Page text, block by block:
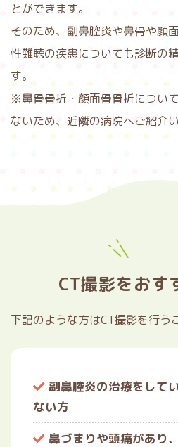
とができます。
そのため、副鼻腔炎や鼻骨や顔
性難聴の疾患についても診断の
す。
※鼻骨骨折・顔面骨骨折につい
ないため、近隣の病院へご紹介
CT撮影をおす
下記のような方はCT撮影を行う
副鼻腔炎の治療をして
ない方
鼻づまりや頭痛があり